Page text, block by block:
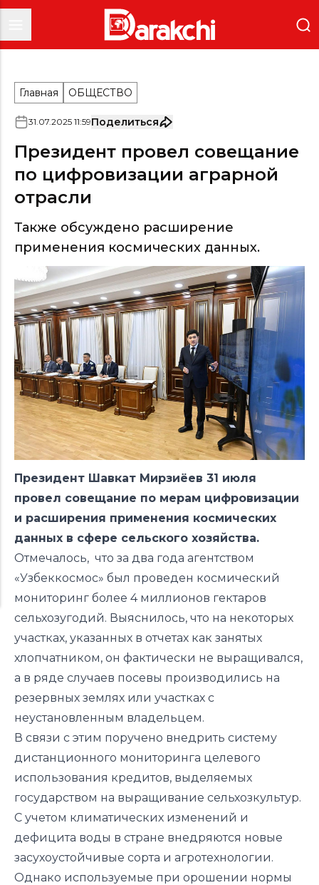
Главная ОБЩЕСТВО
31.07.2025 11:59Поделиться
Президент провел совещание
по цифровизации аграрной
отрасли
Также обсуждено расширение
применения космических данных.
Президент Шавкат Мирзиёев 31 июля
провел совещание по мерам цифровизации
и расширения применения космических
данных в сфере сельского хозяйства.
Отмечалось, что за два года агентством
«Узбеккосмос» был проведен космический
мониторинг более 4 миллионов гектаров
сельхозугодий. Выяснилось, что на некоторых
участках, указанных в отчетах как занятых
хлопчатником, он фактически не выращивался,
а в ряде случаев посевы производились на
резервных землях или участках с
неустановленным владельцем.
В связи с этим поручено внедрить систему
дистанционного мониторинга целевого
использования кредитов, выделяемых
государством на выращивание сельхозкультур.
С учетом климатических изменений и
дефицита воды в стране внедряются новые
засухоустойчивые сорта и агротехнологии.
Однако используемые при орошении нормы